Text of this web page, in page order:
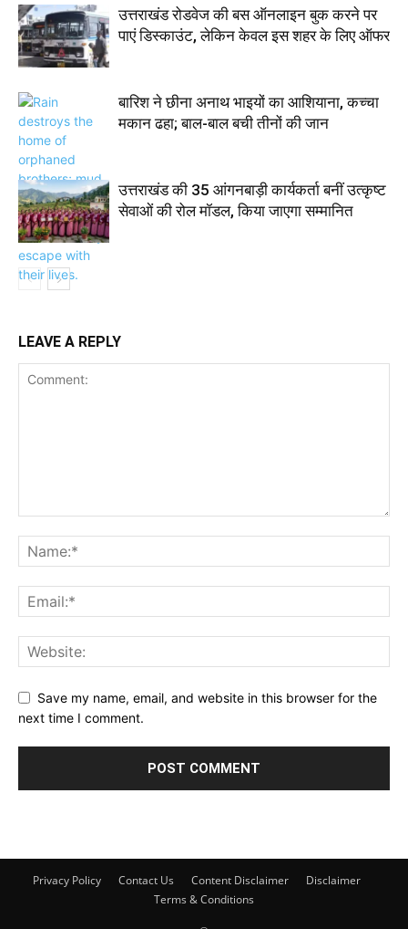
उत्तराखंड रोडवेज की बस ऑनलाइन बुक करने पर
पाएं डिस्काउंट, लेकिन केवल इस शहर के लिए ऑफर
बारिश ने छीना अनाथ भाइयों का आशियाना, कच्चा
मकान ढहा; बाल-बाल बची तीनों की जान
उत्तराखंड की 35 आंगनबाड़ी कार्यकर्ता बनीं उत्कृष्ट
सेवाओं की रोल मॉडल, किया जाएगा सम्मानित
LEAVE A REPLY
Save my name, email, and website in this browser for the
next time I comment.
Privacy Policy Contact Us Content Disclaimer
Disclaimer
Terms & Conditions